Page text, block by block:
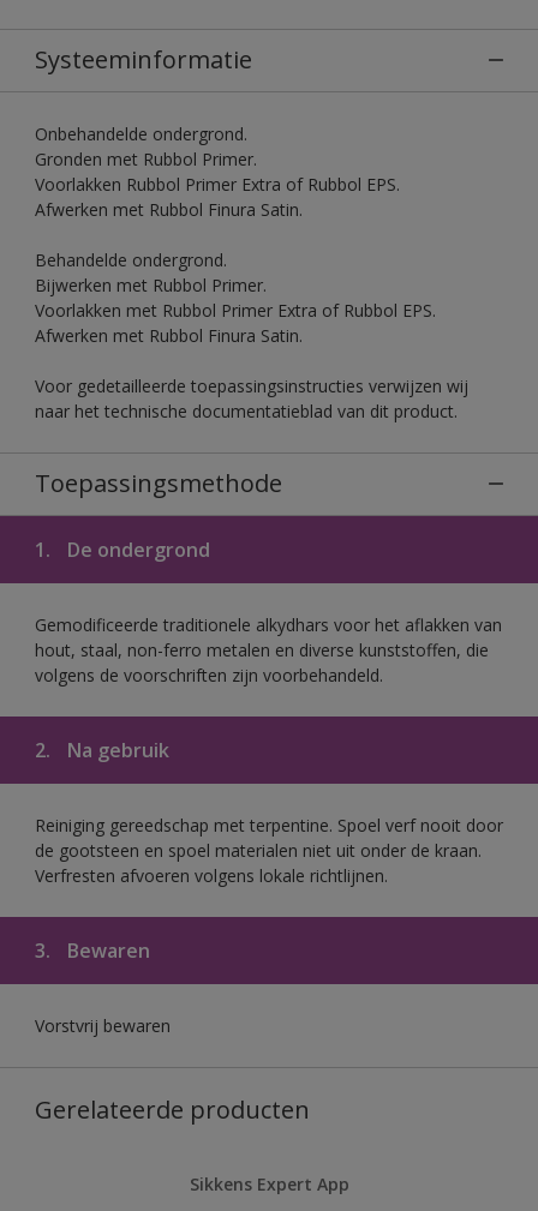
Systeeminformatie
Onbehandelde ondergrond.
Gronden met Rubbol Primer.
Voorlakken Rubbol Primer Extra of Rubbol EPS.
Afwerken met Rubbol Finura Satin.
Behandelde ondergrond.
Bijwerken met Rubbol Primer.
Voorlakken met Rubbol Primer Extra of Rubbol EPS.
Afwerken met Rubbol Finura Satin.
Voor gedetailleerde toepassingsinstructies verwijzen wij
naar het technische documentatieblad van dit product.
Toepassingsmethode
1. De ondergrond
Gemodificeerde traditionele alkydhars voor het aflakken van
hout, staal, non-ferro metalen en diverse kunststoffen, die
volgens de voorschriften zijn voorbehandeld.
2. Na gebruik
Reiniging gereedschap met terpentine. Spoel verf nooit door
de gootsteen en spoel materialen niet uit onder de kraan.
Verfresten afvoeren volgens lokale richtlijnen.
3. Bewaren
Vorstvrij bewaren
Gerelateerde producten
Sikkens Expert App